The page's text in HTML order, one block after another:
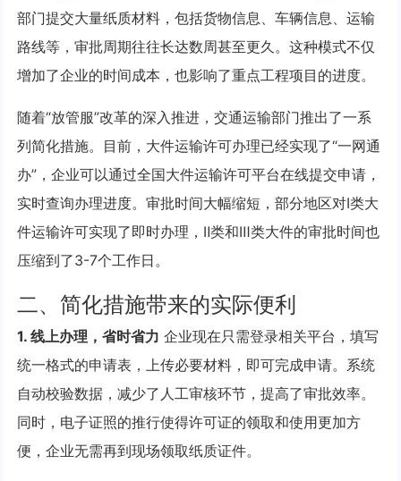
部门提交大量纸质材料，包括货物信息、车辆信息、运输
路线等，审批周期往往长达数周甚至更久。这种模式不仅
增加了企业的时间成本，也影响了重点工程项目的进度。
随着“放管服”改革的深入推进，交通运输部门推出了一系
列简化措施。目前，大件运输许可办理已经实现了“一网通
办”，企业可以通过全国大件运输许可平台在线提交申请，
实时查询办理进度。审批时间大幅缩短，部分地区对Ⅰ类大
件运输许可实现了即时办理，Ⅱ类和Ⅲ类大件的审批时间也
压缩到了3-7个工作日。
二、简化措施带来的实际便利
1. 线上办理，省时省力 企业现在只需登录相关平台，填写
统一格式的申请表，上传必要材料，即可完成申请。系统
自动校验数据，减少了人工审核环节，提高了审批效率。
同时，电子证照的推行使得许可证的领取和使用更加方
便，企业无需再到现场领取纸质证件。